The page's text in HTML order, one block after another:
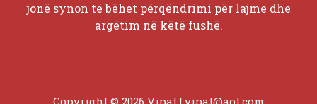
jonë synon të bëhet përqëndrimi për lajme dhe
argëtim në këtë fushë.